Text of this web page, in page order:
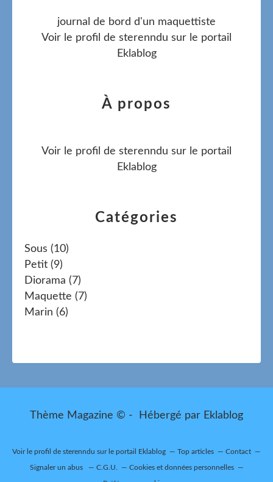
Catégories
Sous (10)
Petit (9)
Diorama (7)
Maquette (7)
Marin (6)
journal de bord d'un maquettiste
Voir le profil de sterenndu sur le portail
Eklablog
À propos
Voir le profil de sterenndu sur le portail
Eklablog
Thème Magazine © - Hébergé par Eklablog
Voir le profil de sterenndu sur le portail Eklablog Top articles Contact
Signaler un abus C.G.U. Cookies et données personnelles